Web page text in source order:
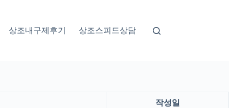
상조내구제후기 상조스피드상담
작성일